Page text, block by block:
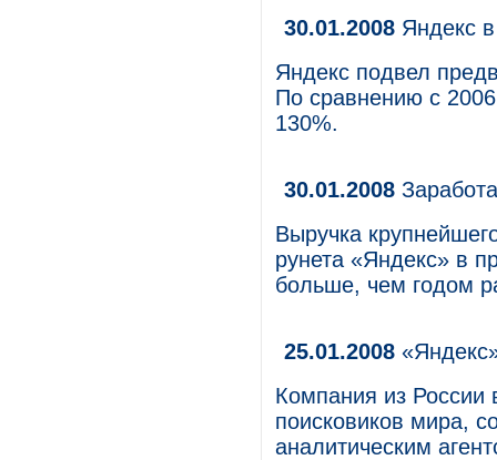
30.01.2008 Яндекс
Яндекс подвел
По сравнению с
130%.
30.01.2008
Выручка
рунета «Яндекс» в
больше, чем годом
25.01.2008
Компания из России
поисковиков мира,
аналитическим